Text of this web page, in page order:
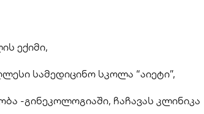
ექიმი,
სამედიცინო სკოლა “აიეტი”,
-გინეკოლოგიაში, ჩაჩავას კლინიკა